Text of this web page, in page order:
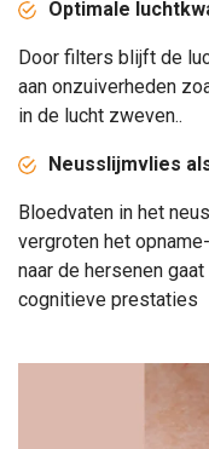
Optimale
Door filters blijft de
aan onzuiverheden
in de lucht zweven..
Neusslijmvlies
Bloedvaten in het
vergroten het
naar de hersenen
cognitieve prestaties